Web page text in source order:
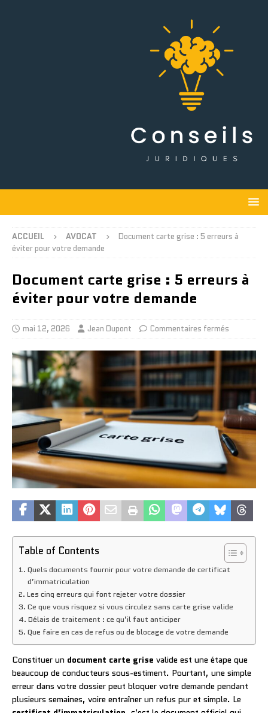
ACCUEIL AVOCAT
Document carte grise : 5 erreurs à
éviter pour votre demande
Document carte grise : 5 erreurs à
éviter pour votre demande
mai 12, 2026 Jean Dupont Commentaires fermés
Table of Contents
Quels documents fournir pour votre demande de certificat
d’immatriculation
Les cinq erreurs qui font rejeter votre dossier
Ce que vous risquez si vous circulez sans carte grise valide
Délais de traitement : ce qu’il faut anticiper
Que faire en cas de refus ou de blocage de votre demande
Constituer un document carte grise valide est une étape que
beaucoup de conducteurs sous-estiment. Pourtant, une simple
erreur dans votre dossier peut bloquer votre demande pendant
plusieurs semaines, voire entraîner un refus pur et simple. Le